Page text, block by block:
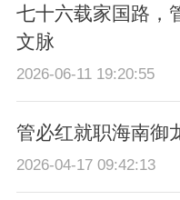
七十六载家国路，
文脉
2026-06-11 19:20:55
管必红就职海南御
2026-04-17 09:42:13